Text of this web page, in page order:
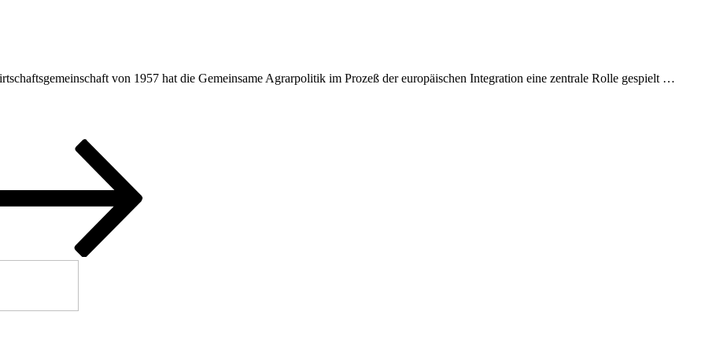
von 1957 hat die Gemeinsame Agrarpolitik im Prozeß der europäischen Integration eine zentrale Rolle gespielt …